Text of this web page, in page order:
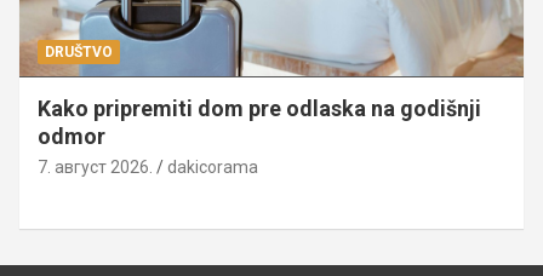
DRUŠTVO
Kako pripremiti dom pre odlaska na godišnji
odmor
7. август 2026. dakicorama